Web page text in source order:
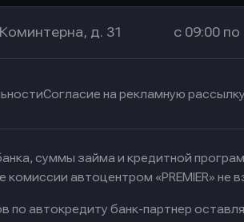
д. 31 с 09:00
Согласие на рекламную рассылку
суммы займа и кредитной
автоцентром «PREMIER» не
автокредиту банк-партнер